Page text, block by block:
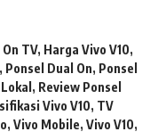
TV, Harga Vivo V10,
, Ponsel Dual On, Ponsel
, Review Ponsel
Vivo V10, TV
, Vivo Mobile, Vivo V10,